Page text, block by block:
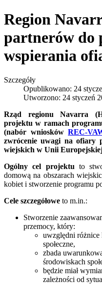
Region
partnerów do
wspierania
Szczegóły
Opublikowano: 24
Utworzono: 24 styczeń
Rząd regionu Navarra
projektu w ramach
(nabór wnioskówREC-
zwrócenie uwagi na ofiary
wiejskich w Unii
Ogólny cel projektu to s
domową na obszarach
kobiet i stworzenie programu
Cele szczegółowe to m.in.:
Stworzenie
przemocy, który:
uwzględni różnice
społeczne,
zbada
środowiskach
będzie miał
zależności od